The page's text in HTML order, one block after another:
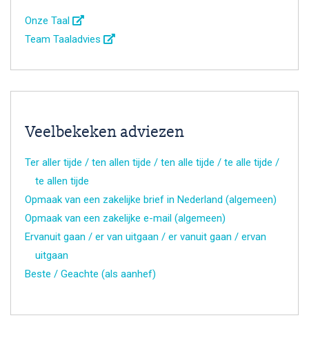
Onze Taal
Team Taaladvies
Veelbekeken adviezen
Ter aller tijde / ten allen tijde / ten alle tijde / te alle tijde /
te allen tijde
Opmaak van een zakelijke brief in Nederland (algemeen)
Opmaak van een zakelijke e-mail (algemeen)
Ervanuit gaan / er van uitgaan / er vanuit gaan / ervan
uitgaan
Beste / Geachte (als aanhef)